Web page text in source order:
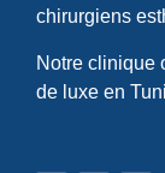
chirurgiens
Notre clinique
de luxe en